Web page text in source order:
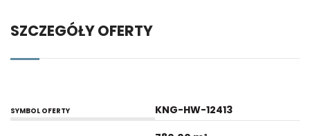
SZCZEGÓŁY OFERTY
SYMBOL OFERTY KNG-HW-12413